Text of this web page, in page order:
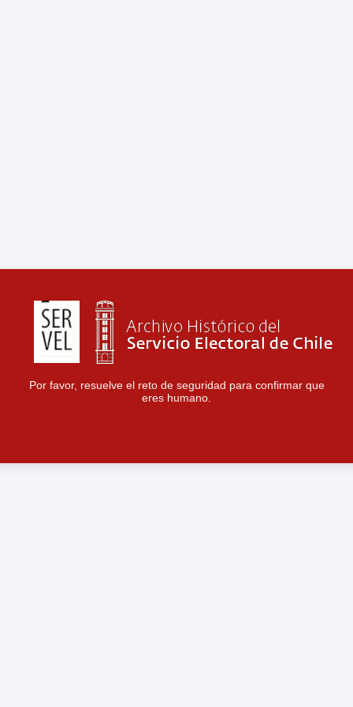
Por favor, resuelve el reto de seguridad para confirmar que
eres humano.